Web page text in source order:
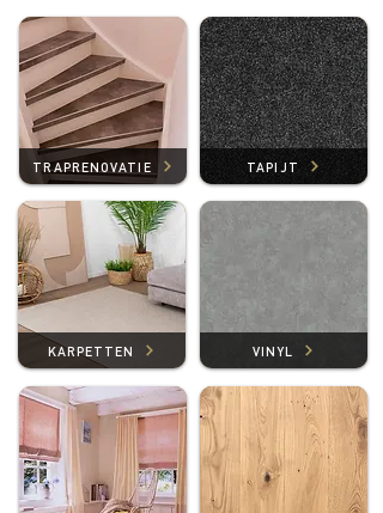
TRAPRENOVATIE TAPIJT
KARPETTEN VINYL